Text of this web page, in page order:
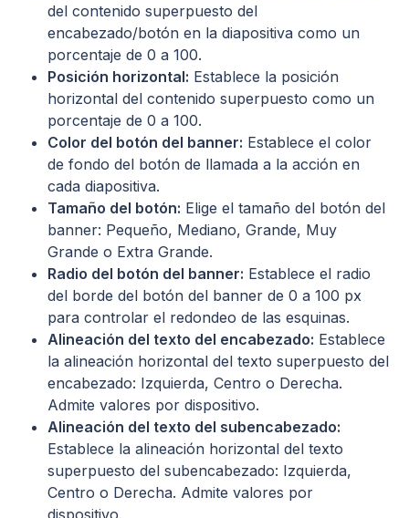
del contenido superpuesto del
encabezado/botón en la diapositiva como un
porcentaje de 0 a 100.
Posición horizontal: Establece la posición
horizontal del contenido superpuesto como un
porcentaje de 0 a 100.
Color del botón del banner: Establece el color
de fondo del botón de llamada a la acción en
cada diapositiva.
Tamaño del botón: Elige el tamaño del botón del
banner: Pequeño, Mediano, Grande, Muy
Grande o Extra Grande.
Radio del botón del banner: Establece el radio
del borde del botón del banner de 0 a 100 px
para controlar el redondeo de las esquinas.
Alineación del texto del encabezado: Establece
la alineación horizontal del texto superpuesto del
encabezado: Izquierda, Centro o Derecha.
Admite valores por dispositivo.
Alineación del texto del subencabezado:
Establece la alineación horizontal del texto
superpuesto del subencabezado: Izquierda,
Centro o Derecha. Admite valores por
dispositivo.